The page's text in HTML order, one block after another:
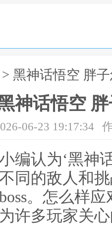
> 黑神话悟空 胖
神话悟空
06-23 19:17:34
编认为‘黑神
同的敌人和
。怎么样
许多玩家关